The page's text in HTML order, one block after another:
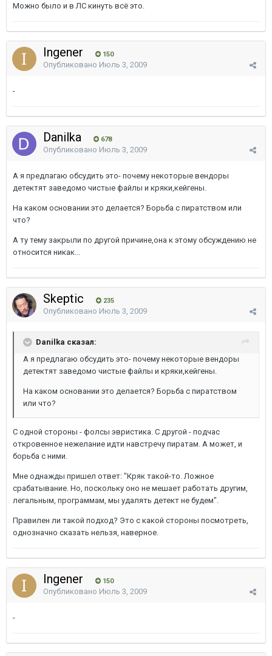
Можно было и в ЛС кинуть всё это.
Ingener 150
Опубликовано Июль 3, 2009
-
Danilka 678
Опубликовано Июль 3, 2009
А я предлагаю обсудить это- почему некоторые вендоры
детектят заведомо чистые файлы и кряки,кейгены.
На каком основании это делается? Борьба с пиратством или
что?
А ту тему закрыли по другой причине,она к этому обсуждению не
относится никак...
Skeptic 235
Опубликовано Июль 3, 2009
Danilka сказал:
А я предлагаю обсудить это- почему некоторые вендоры
детектят заведомо чистые файлы и кряки,кейгены.
На каком основании это делается? Борьба с пиратством
или что?
C одной стороны - фолсы эвристика. С другой - подчас
откровенное нежелание идти навстречу пиратам. А может, и
борьба с ними.
Мне однажды пришел ответ: "Кряк такой-то. Ложное
срабатывание. Но, поскольку оно не мешает работать другим,
легальным, программам, мы удалять детект не будем".
Правилен ли такой подход? Это с какой стороны посмотреть,
однозначно сказать нельзя, наверное.
Ingener 150
Опубликовано Июль 3, 2009
-